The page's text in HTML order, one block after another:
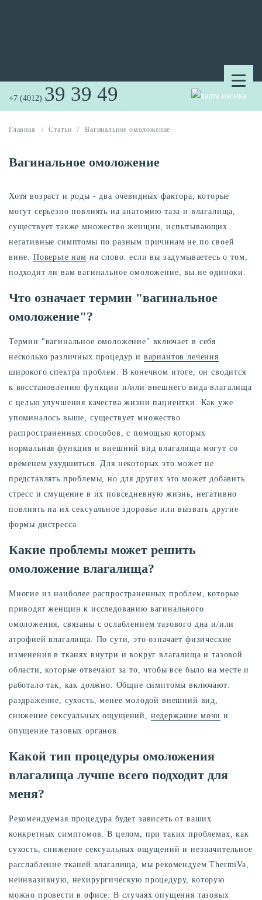
+7 (4012) 39 39 49
Главная / Статьи / Вагинальное омоложение
Вагинальное омоложение
Хотя возраст и роды - два очевидных фактора, которые
могут серьезно повлиять на анатомию таза и влагалища,
существует также множество женщин, испытывающих
негативные симптомы по разным причинам не по своей
вине. Поверьте нам на слово: если вы задумываетесь о том,
подходит ли вам вагинальное омоложение, вы не одиноки.
Что означает термин "вагинальное
омоложение"?
Термин "вагинальное омоложение" включает в себя
несколько различных процедур и вариантов лечения
широкого спектра проблем. В конечном итоге, он сводится
к восстановлению функции и/или внешнего вида влагалища
с целью улучшения качества жизни пациентки. Как уже
упоминалось выше, существует множество
распространенных способов, с помощью которых
нормальная функция и внешний вид влагалища могут со
временем ухудшиться. Для некоторых это может не
представлять проблемы, но для других это может добавить
стресс и смущение в их повседневную жизнь, негативно
повлиять на их сексуальное здоровье или вызвать другие
формы дистресса.
Какие проблемы может решить
омоложение влагалища?
Многие из наиболее распространенных проблем, которые
приводят женщин к исследованию вагинального
омоложения, связаны с ослаблением тазового дна и/или
атрофией влагалища. По сути, это означает физические
изменения в тканях внутри и вокруг влагалища и тазовой
области, которые отвечают за то, чтобы все было на месте и
работало так, как должно. Общие симптомы включают:
раздражение, сухость, менее молодой внешний вид,
снижение сексуальных ощущений, недержание мочи и
опущение тазовых органов.
Какой тип процедуры омоложения
влагалища лучше всего подходит для
меня?
Рекомендуемая процедура будет зависеть от ваших
конкретных симптомов. В целом, при таких проблемах, как
сухость, снижение сексуальных ощущений и незначительное
расслабление тканей влагалища, мы рекомендуем ThermiVa,
неинвазивную, нехирургическую процедуру, которую
можно провести в офисе. В случаях опущения тазовых